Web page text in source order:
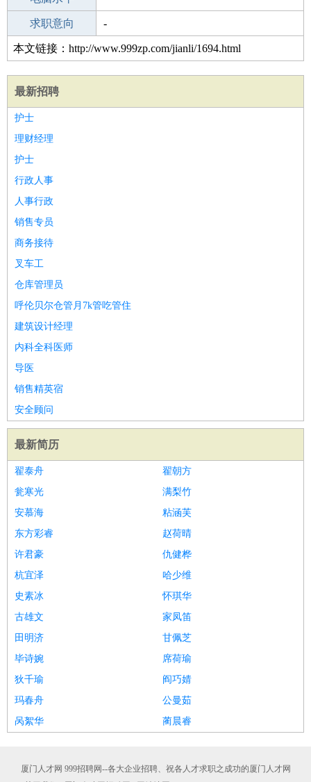
外语水平
求职意向 -
本文链接：http://www.999zp.com/jianli/1694.html
最新招聘
护士
理财经理
护士
行政人事
人事行政
销售专员
商务接待
叉车工
仓库管理员
呼伦贝尔仓管月7k管吃管住
建筑设计经理
内科全科医师
导医
销售精英宿
安全顾问
最新简历
翟泰舟
翟朝方
瓮寒光
满梨竹
安慕海
粘涵芙
东方彩睿
赵荷晴
许君豪
仇健桦
杭宜泽
哈少维
史素冰
怀琪华
古雄文
家凤笛
田明济
甘佩芝
毕诗婉
席荷瑜
狄千瑜
阎巧婧
玛春舟
公曼茹
呙絮华
蔺晨睿
厦门人才网 999招聘网--各大企业招聘、祝各人才求职之成功的厦门人才网